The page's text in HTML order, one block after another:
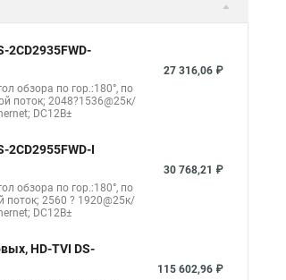
Poe камера
Видеокамера hikvision hiwatch
Hikvision ip camera
2CD2935FWD-
обзора по гор.:180°, по
поток; 2048?1536@25к/
DC12В±
27 316,06 ₽
2CD2955FWD-I
обзора по гор.:180°, по
поток; 2560 ? 1920@25к/
DC12В±
30 768,21 ₽
HD-TVI DS-
115 602,96 ₽